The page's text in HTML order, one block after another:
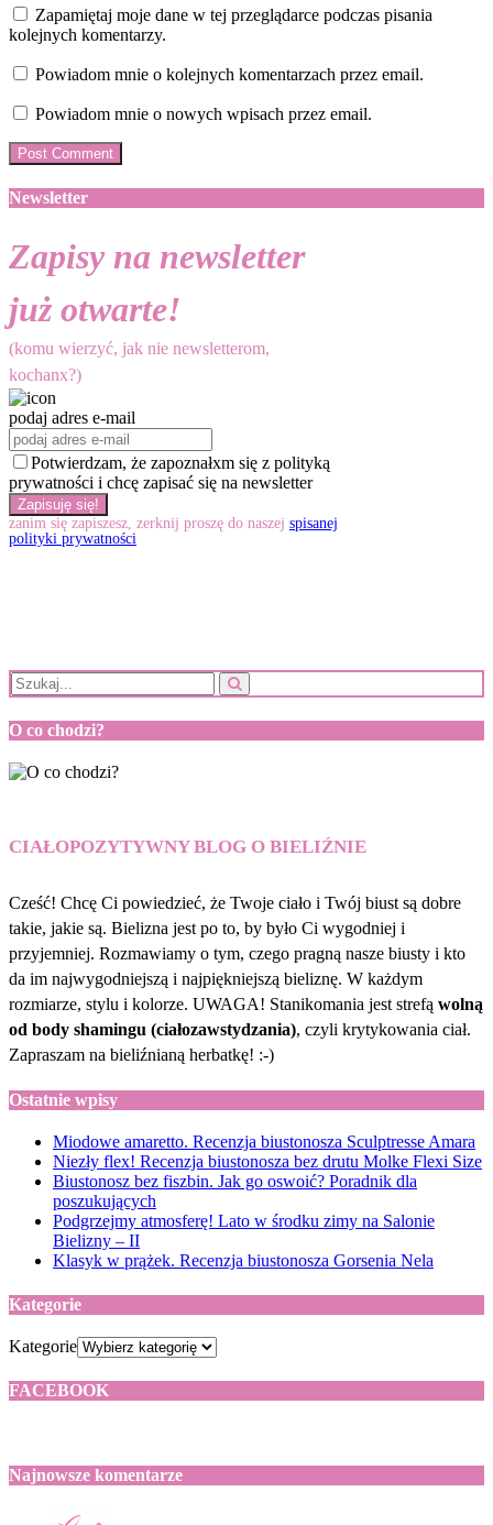
Zapamiętaj moje dane w tej przeglądarce podczas pisania
kolejnych komentarzy.
Powiadom mnie o kolejnych komentarzach przez email.
Powiadom mnie o nowych wpisach przez email.
Newsletter
Zapisy na newsletter
już otwarte!
(komu wierzyć, jak nie newsletterom,
kochanx?)
podaj adres e-mail
Potwierdzam, że zapoznałxm się z polityką
prywatności i chcę zapisać się na newsletter
zanim się zapiszesz, zerknij proszę do naszej spisanej
polityki prywatności
O co chodzi?
CIAŁOPOZYTYWNY BLOG O BIELIŹNIE
Cześć! Chcę Ci powiedzieć, że Twoje ciało i Twój biust są dobre
takie, jakie są. Bielizna jest po to, by było Ci wygodniej i
przyjemniej. Rozmawiamy o tym, czego pragną nasze biusty i kto
da im najwygodniejszą i najpiękniejszą bieliznę. W każdym
rozmiarze, stylu i kolorze. UWAGA! Stanikomania jest strefą wolną
od body shamingu (ciałozawstydzania), czyli krytykowania ciał.
Zapraszam na bieliźnianą herbatkę! :-)
Ostatnie wpisy
Miodowe amaretto. Recenzja biustonosza Sculptresse Amara
Niezły flex! Recenzja biustonosza bez drutu Molke Flexi Size
Biustonosz bez fiszbin. Jak go oswoić? Poradnik dla
poszukujących
Podgrzejmy atmosferę! Lato w środku zimy na Salonie
Bielizny – II
Klasyk w prążek. Recenzja biustonosza Gorsenia Nela
Kategorie
Kategorie
FACEBOOK
Najnowsze komentarze